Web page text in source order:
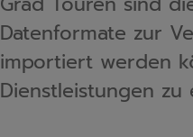
Datenformate zur
importiert werden können. Nehmen Sie Kontakt mit uns auf,
Dienstleistungen zu